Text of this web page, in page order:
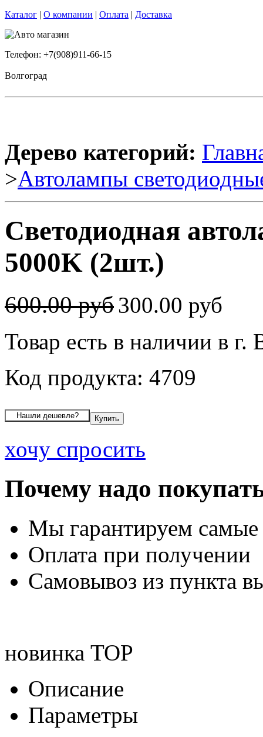
Каталог | О компании | Оплата | Доставка
Телефон: +7(908)911-66-15
Волгоград
Дерево категорий:
>Автолампы
Светодиодная
5000K (2шт.)
600.00 руб300.00 руб
Товар есть в наличии в г.
Код продукта: 4709
хочу спросить
Почему надо
Мы гарантируем
Оплата при получении
Самовывоз из пункта
новинка TOP
Описание
Параметры